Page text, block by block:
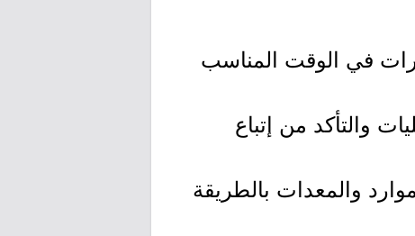
في الوقت المناسب
والتأكد من إتباع
والمعدات بالطريقة